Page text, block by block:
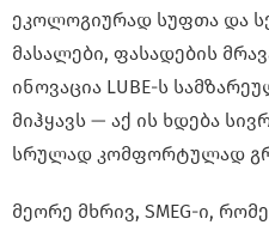
ეკოლოგიურად სუფთა და
მასალები, ფასადების
ინოვაცია LUBE-ს
მიჰყავს — აქ ის ხდება
სრულად კომფორტულად
მეორე მხრივ, SMEG-ი,